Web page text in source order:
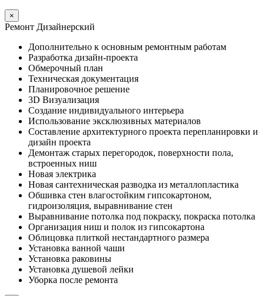
×
Ремонт Дизайнерский
Дополнительно к основным ремонтным работам
Разработка дизайн-проекта
Обмерочный план
Техническая документация
Планировочное решение
3D Визуализация
Создание индивидуального интерьера
Использование эксклюзивных материалов
Составление архитектурного проекта перепланировки и
дизайн проекта
Демонтаж старых перегородок, поверхности пола,
встроенных ниш
Новая электрика
Новая сантехническая разводка из металлопластика
Обшивка стен влагостойким гипсокартоном,
гидроизоляция, выравнивание стен
Выравнивание потолка под покраску, покраска потолка
Организация ниш и полок из гипсокартона
Облицовка плиткой нестандартного размера
Установка ванной чаши
Установка раковины
Установка душевой лейки
Уборка после ремонта